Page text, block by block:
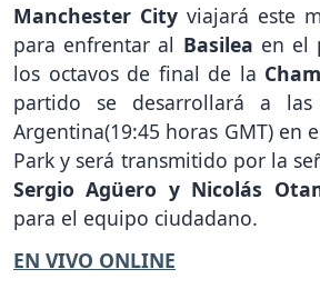
Manchester City viajará este
para enfrentar al Basilea en el
los octavos de final de la
partido se desarrollará a
Argentina(19:45 horas GMT) en
Park y será transmitido por la
Sergio Agüero y Nicolás
para el equipo ciudadano.
EN VIVO ONLINE